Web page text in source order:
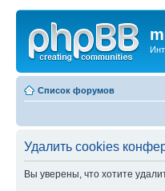
Список форумов
Удалить cookies
Вы уверены, что хотите